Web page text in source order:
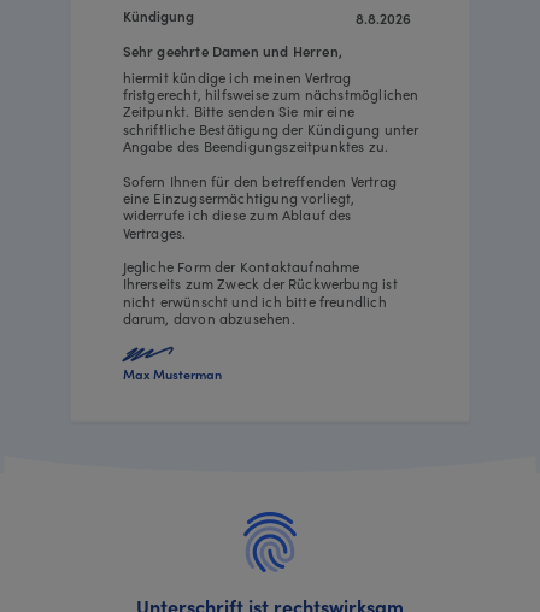
8.8.2026
hiermit kündige ich meinen Vertrag
fristgerecht, hilfsweise zum nächstmöglichen
Zeitpunkt. Bitte senden Sie mir eine
schriftliche Bestätigung der Kündigung unter
Angabe des Beendigungszeitpunktes zu.
Sofern Ihnen für den betreffenden Vertrag
eine Einzugsermächtigung vorliegt,
widerrufe ich diese zum Ablauf des
Vertrages.
Jegliche Form der Kontaktaufnahme
Ihrerseits zum Zweck der Rückwerbung ist
nicht erwünscht und ich bitte freundlich
darum, davon abzusehen.
Sehr geehrte Damen und Herren,
Kündigung
Max Musterman
Unterschrift ist rechtswirksam